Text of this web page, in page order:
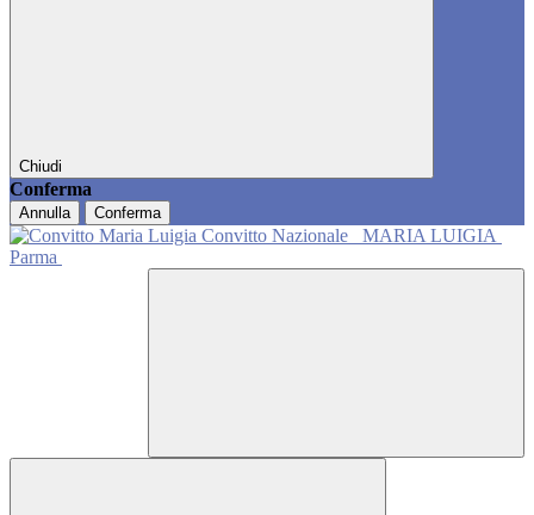
Chiudi
Conferma
Annulla Conferma
Convitto Nazionale
MARIA LUIGIA
Parma